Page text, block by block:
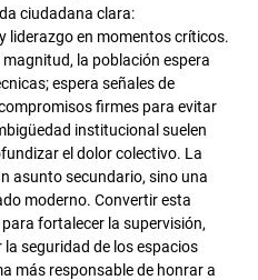
ciudadana clara:
liderazgo en momentos críticos.
la población espera
espera señales de
firmes para evitar
institucional suelen
el dolor colectivo. La
asunto secundario, sino una
moderno. Convertir esta
fortalecer la supervisión,
seguridad de los espacios
más responsable de honrar a